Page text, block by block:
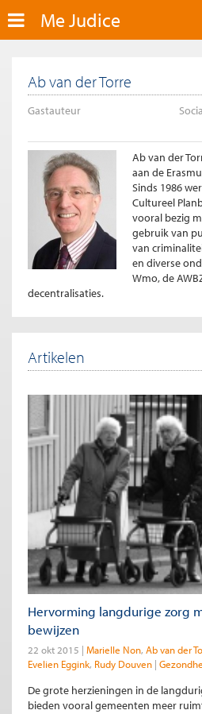
Me Judice
Ab van der Torre
Gastauteur
Ab van der
aan de
Sinds 1986
Cultureel
vooral bezig
gebruik van
van
en diverse
Wmo, de
decentralisaties.
Artikelen
Hervorming langdurige zorg
bewijzen
22 okt 2015 Marielle Non Ab van der
Evelien Eggink Rudy Douven
De grote herzieningen in de
bieden vooral gemeenten meer